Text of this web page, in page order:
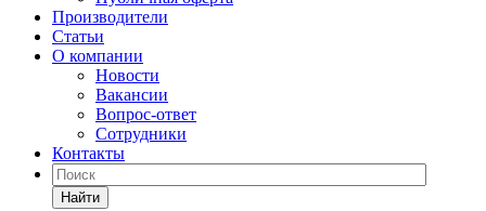
Производители
Статьи
О компании
Новости
Вакансии
Вопрос-ответ
Сотрудники
Контакты
Найти